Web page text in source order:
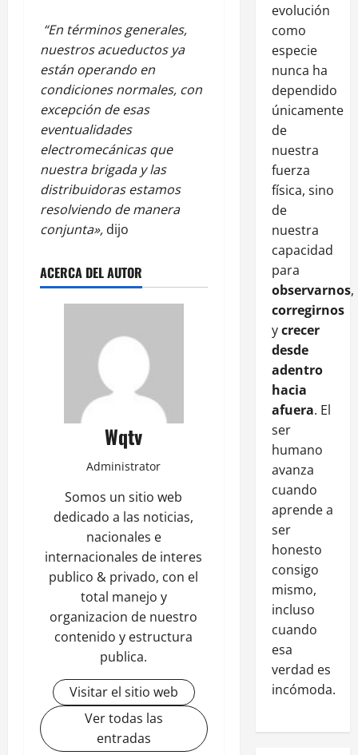
“En términos generales,
nuestros acueductos ya
están operando en
condiciones normales, con
excepción de esas
eventualidades
electromecánicas que
nuestra brigada y las
distribuidoras estamos
resolviendo de manera
conjunta», dijo
ACERCA DEL AUTOR
Wqtv
Administrator
Somos un sitio web
dedicado a las noticias,
nacionales e
internacionales de interes
publico & privado, con el
total manejo y
organizacion de nuestro
contenido y estructura
publica.
Visitar el sitio web
Ver todas las
entradas
evolución
como
especie
nunca ha
dependido
únicamente
de
nuestra
fuerza
física, sino
de
nuestra
capacidad
para
observarnos,
corregirnos
ycrecer
desde
adentro
hacia
afuera. El
ser
humano
avanza
cuando
aprende a
ser
honesto
consigo
mismo,
incluso
cuando
esa
verdad es
incómoda.